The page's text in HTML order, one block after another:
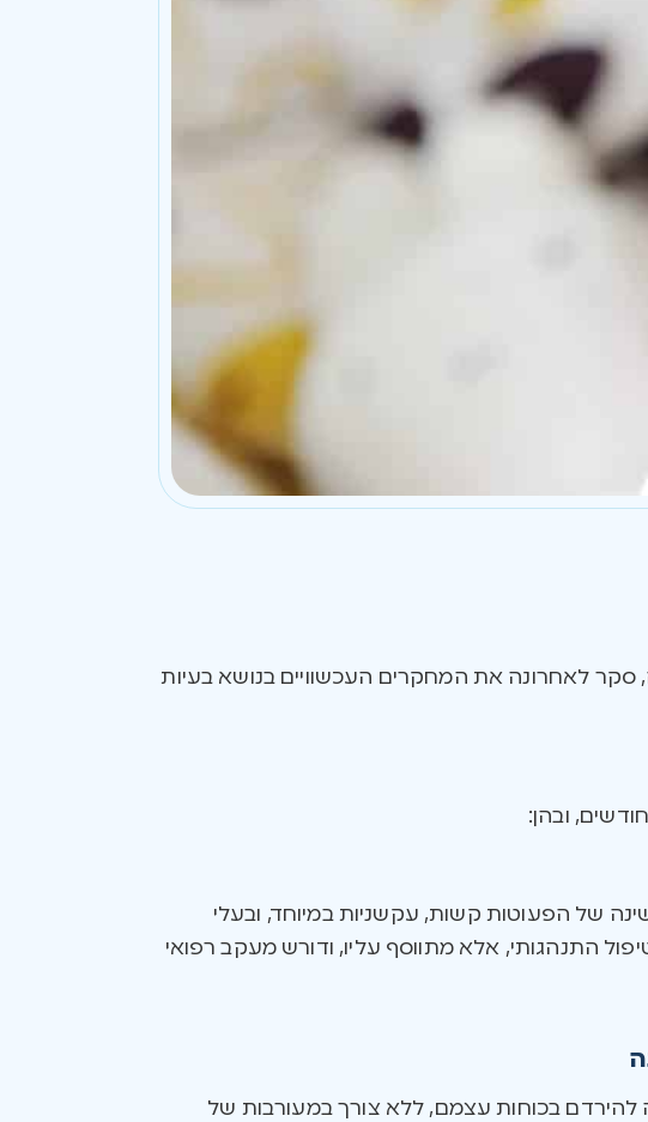
סקר לאחרונה את המחקרים העכשוויים בנושא בעיות
ובהן:
של הפעוטות קשות, עקשניות במיוחד, ובעלי
התנהגותי, אלא מתווסף עליו, ודורש מעקב רפואי
להירדם בכוחות עצמם, ללא צורך במעורבות של